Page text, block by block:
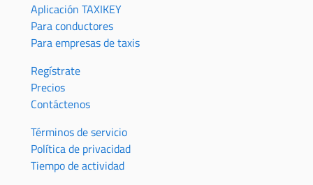
Aplicación TAXIKEY
Para conductores
Para empresas de taxis
Regístrate
Precios
Contáctenos
Términos de servicio
Política de privacidad
Tiempo de actividad